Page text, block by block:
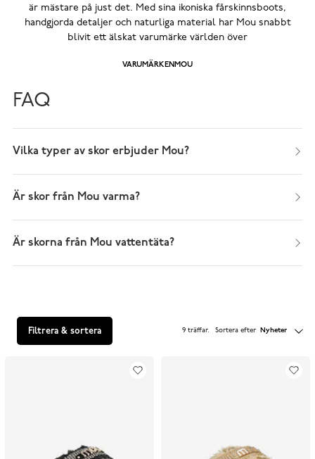
är mästare på just det. Med sina ikoniska fårskinnsboots,
handgjorda detaljer och naturliga material har Mou snabbt
blivit ett älskat varumärke världen över
VARUMÄRKENMOU
FAQ
Vilka typer av skor erbjuder Mou?
Är skor från Mou varma?
Är skorna från Mou vattentäta?
Filtrera & sortera 9 träffar. Sortera efter Nyheter